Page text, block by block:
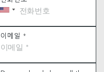
이메일 *